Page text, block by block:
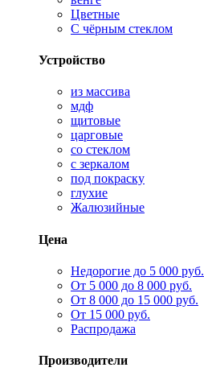
Цветные
С чёрным стеклом
Устройство
из массива
мдф
щитовые
царговые
со стеклом
с зеркалом
под покраску
глухие
Жалюзийные
Цена
Недорогие до 5 000 руб.
От 5 000 до 8 000 руб.
От 8 000 до 15 000 руб.
От 15 000 руб.
Распродажа
Производители